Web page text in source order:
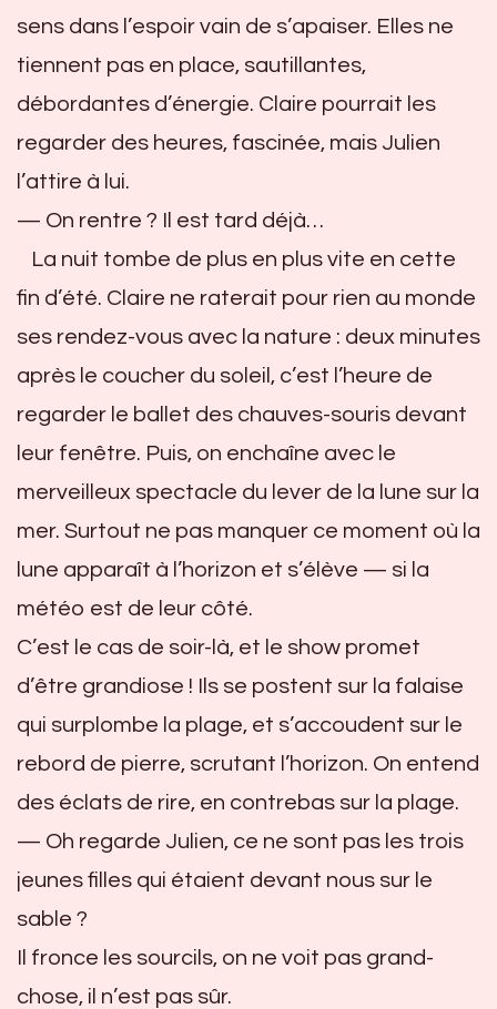
sens dans l’espoir vain de s’apaiser. Elles ne
tiennent pas en place, sautillantes,
débordantes d’énergie. Claire pourrait les
regarder des heures, fascinée, mais Julien
l’attire à lui.
— On rentre ? Il est tard déjà…
La nuit tombe de plus en plus vite en cette
fin d’été. Claire ne raterait pour rien au monde
ses rendez-vous avec la nature : deux minutes
après le coucher du soleil, c’est l’heure de
regarder le ballet des chauves-souris devant
leur fenêtre. Puis, on enchaîne avec le
merveilleux spectacle du lever de la lune sur la
mer. Surtout ne pas manquer ce moment où la
lune apparaît à l’horizon et s’élève — si la
météo est de leur côté.
C’est le cas de soir-là, et le show promet
d’être grandiose ! Ils se postent sur la falaise
qui surplombe la plage, et s’accoudent sur le
rebord de pierre, scrutant l’horizon. On entend
des éclats de rire, en contrebas sur la plage.
— Oh regarde Julien, ce ne sont pas les trois
jeunes filles qui étaient devant nous sur le
sable ?
Il fronce les sourcils, on ne voit pas grand-
chose, il n’est pas sûr.